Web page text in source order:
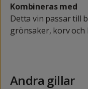
Kombineras med
Detta vin passar till
grönsaker, korv och
Andra gillar